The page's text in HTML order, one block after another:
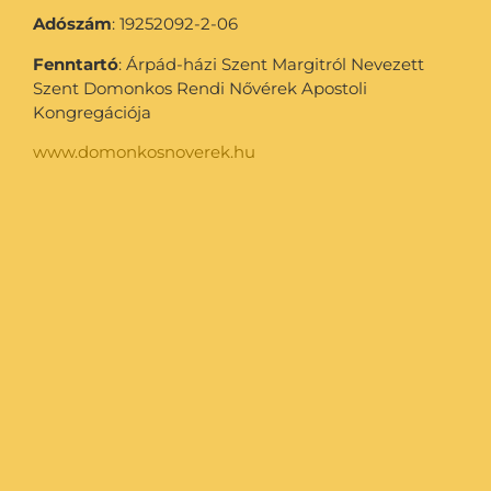
Adószám: 19252092-2-06
Fenntartó: Árpád-házi Szent Margitról Nevezett
Szent Domonkos Rendi Nővérek Apostoli
Kongregációja
www.domonkosnoverek.hu